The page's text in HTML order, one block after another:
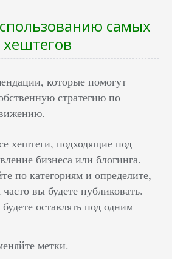
самых
которые помогут
стратегию по
хештеги, подходящие под
бизнеса или блогинга.
по категориям и определите,
вы будете публиковать.
оставлять под одним
метки.